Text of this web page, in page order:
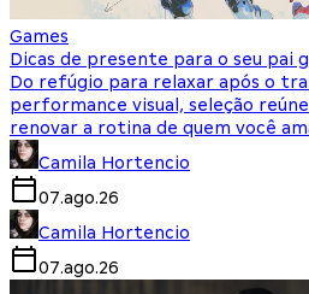
Games
Dicas de presente para o seu pai
Do refúgio para relaxar após o
performance visual, seleção
renovar a rotina de quem você
Camila Hortencio
07.ago.26
Camila Hortencio
07.ago.26